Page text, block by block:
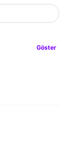
Göster